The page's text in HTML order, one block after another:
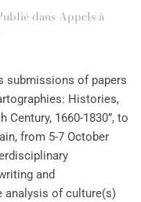
dans Appels à
submissions of papers
Histories,
Century, 1660-1830”, to
from 5-7 October
and
analysis of culture(s)